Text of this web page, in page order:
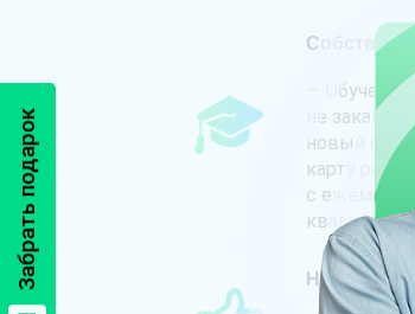
—
не
новый
карту
с
Нас
Забрать подарок